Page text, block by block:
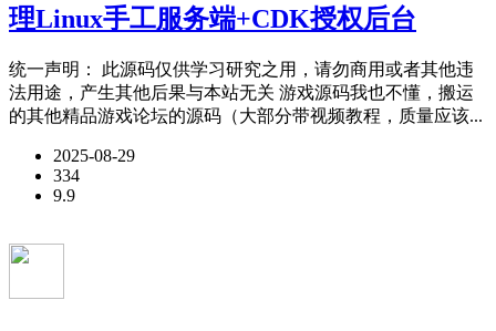
理Linux手工服务端+CDK授权后台
统一声明： 此源码仅供学习研究之用，请勿商用或者其他违
法用途，产生其他后果与本站无关 游戏源码我也不懂，搬运
的其他精品游戏论坛的源码（大部分带视频教程，质量应该...
2025-08-29
334
9.9